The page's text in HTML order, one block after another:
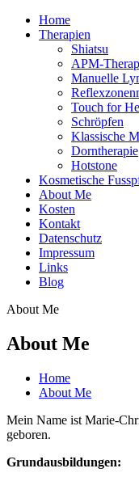
Home
Therapien
Shiatsu
APM-
Manuelle
Touch for
Schröpfen
Klassische
Dorntherapie
Hotstone
Kosmetische
About Me
Kosten
Kontakt
Datenschutz
Impressum
Links
Blog
About Me
About Me
Home
About Me
Mein Name ist Marie-
geboren.
Grundausbildungen: